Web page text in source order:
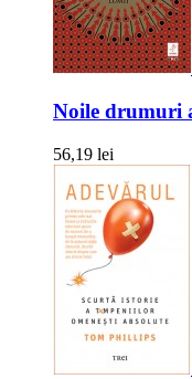
Noile drumuri
56,19 lei